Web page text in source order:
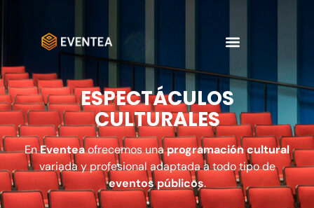
ESPECTÁCULOS
CULTURALES
EnEventeaofrecemos unaprogramación cultural
variada y profesional adaptada a todo tipo de
eventos públicos.